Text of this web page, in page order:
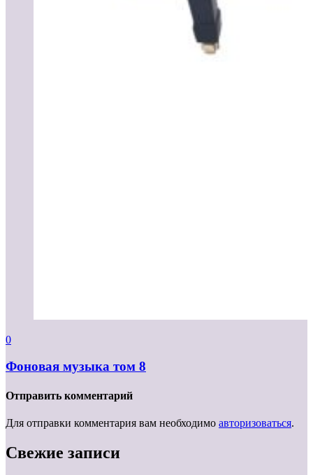
0
Фоновая музыка том 8
Отправить комментарий
Для отправки комментария вам необходимо авторизоваться.
Свежие записи